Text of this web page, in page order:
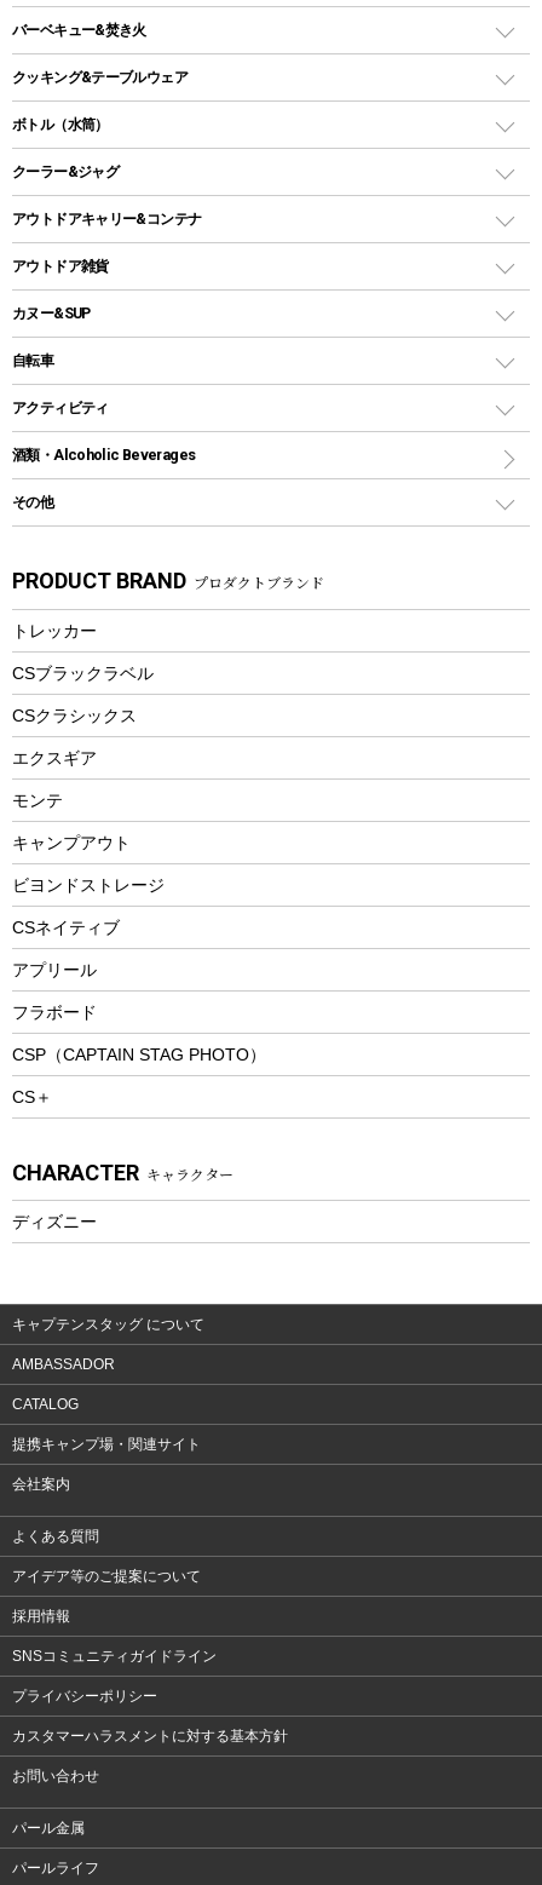
タープ
スクエアタープ（レクタタープ）
メッシュタープ
自立式タープ
パラソル
テントアクセサリー
ペグ
ポール
グランドシート
ツール
ガスランタン
オイルランタン
LEDライト
ヘッドライト
キャンドル
ガスバーナー
ガス缶
ガストーチ、ライター
バーベキュー&焚き火
バーベキューコンロ、グリル
焚き火台タイプ（ロースタイル）グリル
卓上タイプグリル
パーティータイプグリル
ソロキャンプ用グリル
鉄板、アミ
焚き火台&ストーブ
火起こし
バーベキューツール
クッキング&テーブルウェア
ダッチオーブン
ホットサンドメーカー
クッカーセット
シェラカップ
クッキングツール
ナイフ
カトラリー
マグカップ、カップ
ステンレスボトル
フードボトル
トレー
ランチョンマット
ランチボックス
ボトル（水筒）
ステンレスボトル
コップ付きタイプ
ワンタッチタイプ
プラスチックボトル
ディズニーボトル
クーラー&ジャグ
クーラーボックス
クーラーバッグ
ウォータージャグ
保冷剤
アウトドアキャリー&コンテナ
アウトドアキャリー
アウトドア雑貨
バックパック&バッグ
リュック、バックパック
トートバッグ、サコッシュ
ショッピングキャリー
その他アウトドア雑貨
スプレー関係
ツール、他
カヌー&SUP
インフレータブル
カヤック
パドル
ヘルメット
エアーポンプ
アクセサリー
自転車
折りたたみ自転車
スポーツサイクル
シティサイクル
自転車ウェア
アクティビティ
マリン
ラッシュガード
パラソル
フローティングベスト
エアーポンプ
ビーチテント
ウィンター
スノーシュー
防寒ウェア
トレッキング
トレッキングステッキ
トレッキングアクセサリー
プレイグッズ
ウェルネス
ウェア、タオル
ウェア
酒類・Alcoholic Beverages
その他
湯たんぽ
防災用品
PRODUCT BRAND プロダクトブランド
トレッカー
CSブラックラベル
CSクラシックス
エクスギア
モンテ
キャンプアウト
ビヨンドストレージ
CSネイティブ
アプリール
フラボード
CSP（CAPTAIN STAG PHOTO）
CS＋
CHARACTER キャラクター
ディズニー
キャプテンスタッグ について
AMBASSADOR
CATALOG
提携キャンプ場・関連サイト
会社案内
よくある質問
アイデア等のご提案について
採用情報
SNSコミュニティガイドライン
プライバシーポリシー
カスタマーハラスメントに対する基本方針
お問い合わせ
パール金属
パールライフ